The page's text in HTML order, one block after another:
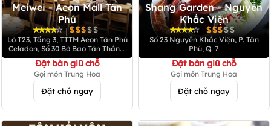
Meiwei - Aeon Mall Tân
Phú
|
Lô T23, Tầng 3, TTTM Aeon Tân Phú
Celadon, Số 30 Bờ Bao Tân Thắng,
P. Sơn Kỳ, Q. Tân Phú
Đặt bàn giữ chỗ
Gọi món Trung Hoa
Đặt chỗ ngay
Shang Garden - Nguyễn
Khắc Viện
|
Số 23 Nguyễn Khắc Viện, P. Tân
Phú, Q. 7
Đặt bàn giữ chỗ
Gọi món Trung Hoa
Đặt chỗ ngay